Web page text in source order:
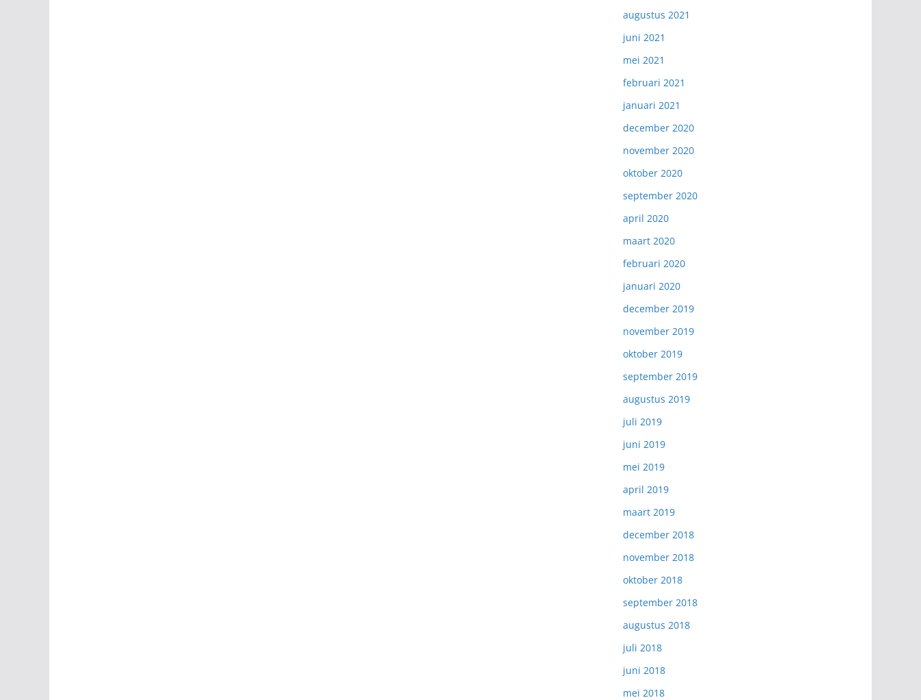
augustus 2021
juni 2021
mei 2021
februari 2021
januari 2021
december 2020
november 2020
oktober 2020
september 2020
april 2020
maart 2020
februari 2020
januari 2020
december 2019
november 2019
oktober 2019
september 2019
augustus 2019
juli 2019
juni 2019
mei 2019
april 2019
maart 2019
december 2018
november 2018
oktober 2018
september 2018
augustus 2018
juli 2018
juni 2018
mei 2018